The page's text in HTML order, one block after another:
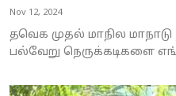
Nov 12, 2024
தவெக முதல் மாநில மாநாடு
பல்வேறு நெருக்கடிகளை